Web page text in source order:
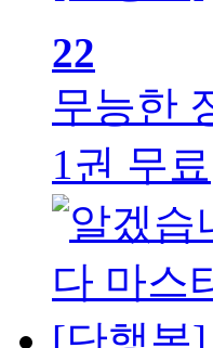
22
무능한
1권 무료